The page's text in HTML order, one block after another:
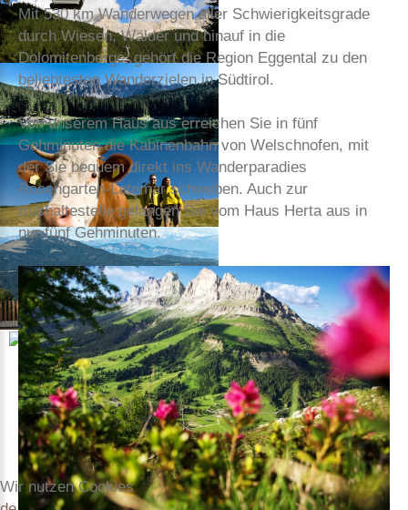
Mit 530 km Wanderwegen aller Schwierigkeitsgrade
durch Wiesen, Wälder und hinauf in die
Dolomitenberge, gehört die Region Eggental zu den
beliebtesten Wanderzielen in Südtirol.
Von unserem Haus aus erreichen Sie in fünf
Gehminuten die Kabinenbahn von Welschnofen, mit
der Sie bequem direkt ins Wanderparadies
Rosengarten-Latemar schweben. Auch zur
Bushaltestelle gelangen Sie vom Haus Herta aus in
nur fünf Gehminuten.
Wir nutzen Cookies